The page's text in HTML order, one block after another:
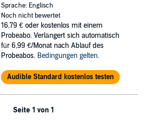
Sprache: Englisch
Noch nicht bewertet
16,79 € oder kostenlos mit einem
Probeabo. Verlängert sich automatisch
für 6,99 €/Monat nach Ablauf des
Probeabos. Bedingungen gelten.
Audible Standard kostenlos testen
Seite 1 von 1